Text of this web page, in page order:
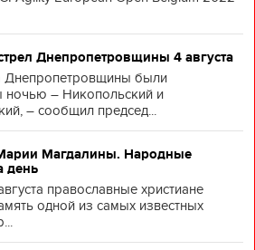
Днепропетровщины 4 августа
Днепропетровщины были
ночью – Никопольский и
– сообщил председ...
Магдалины. Народные
день
православные христиане
одной из самых известных